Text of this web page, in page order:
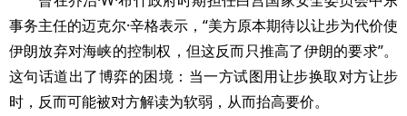
事务主任的迈克尔·辛格表示，“美方原本期待以让步为代价使
伊朗放弃对海峡的控制权，但这反而只推高了伊朗的要求”。
这句话道出了博弈的困境：当一方试图用让步换取对方让步
时，反而可能被对方解读为软弱，从而抬高要价。